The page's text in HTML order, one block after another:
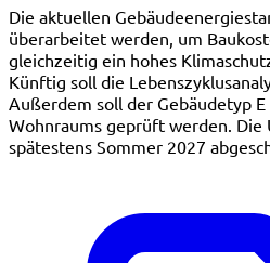
Die aktuellen
überarbeitet werden, um
gleichzeitig ein hohes
Künftig soll die
Außerdem soll der Gebäudetyp
Wohnraums geprüft werden. Die
spätestens Sommer 2027